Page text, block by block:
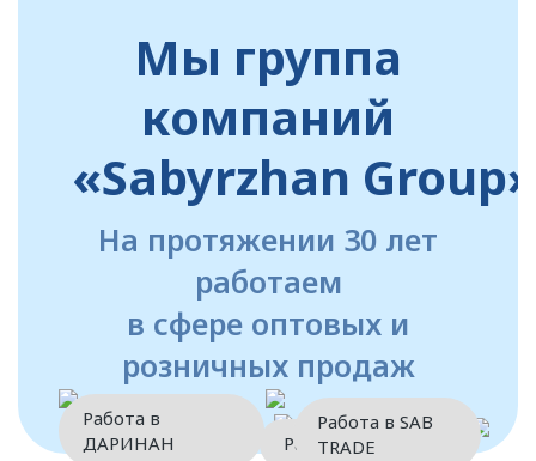
Мы группа
компаний
«Sabyrzhan
На протяжении 30 лет
работаем
в сфере оптовых и
розничных продаж
Работа в
ДАРИНАН
Работа в TOIMART
Работа в SAB
TRADE